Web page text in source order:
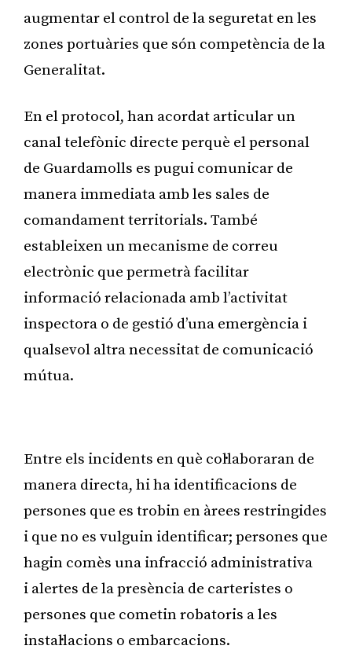
augmentar el control de la seguretat en les
zones portuàries que són competència de la
Generalitat.
En el protocol, han acordat articular un
canal telefònic directe perquè el personal
de Guardamolls es pugui comunicar de
manera immediata amb les sales de
comandament territorials. També
estableixen un mecanisme de correu
electrònic que permetrà facilitar
informació relacionada amb l’activitat
inspectora o de gestió d’una emergència i
qualsevol altra necessitat de comunicació
mútua.
Entre els incidents en què col·laboraran de
manera directa, hi ha identificacions de
persones que es trobin en àrees restringides
i que no es vulguin identificar; persones que
hagin comès una infracció administrativa
i alertes de la presència de carteristes o
persones que cometin robatoris a les
instal·lacions o embarcacions.